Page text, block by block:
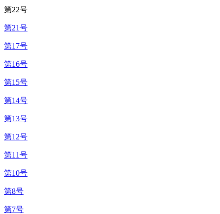
第22号
第21号
第17号
第16号
第15号
第14号
第13号
第12号
第11号
第10号
第8号
第7号